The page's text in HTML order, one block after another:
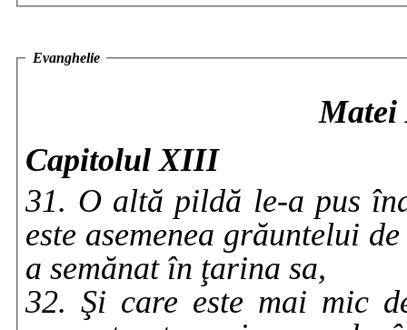
Evanghelie
Matei
Capitolul XIII
31. O altă pildă le-a pus
este asemenea grăuntelui
a semănat în ţarina sa,
32. Şi care este mai mic